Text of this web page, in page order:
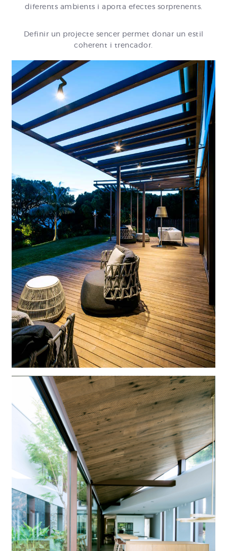
diferents ambients i aporta efectes sorprenents.
Definir un projecte sencer permet donar un estil
coherent i trencador.